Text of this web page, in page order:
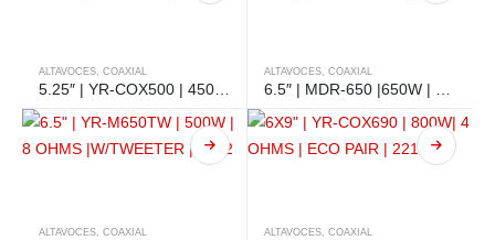
ALTAVOCES COAXIAL ALTAVOCES COAXIAL
ALTAVOCES, COAXIAL ALTAVOCES, COAXIAL